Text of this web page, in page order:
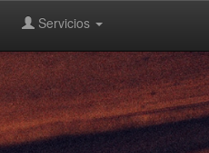
Servicios